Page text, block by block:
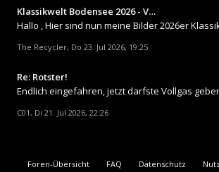
Klassikwelt Bodensee 2026 - V…
The Recycler, Do 23. Jul 2026, 19:25
Re: Rotster!
Endlich eingefahren, jetzt darfste Vollgas
C01, Di 21. Jul 2026, 22:26
Foren-Übersicht FAQ Datenschutz